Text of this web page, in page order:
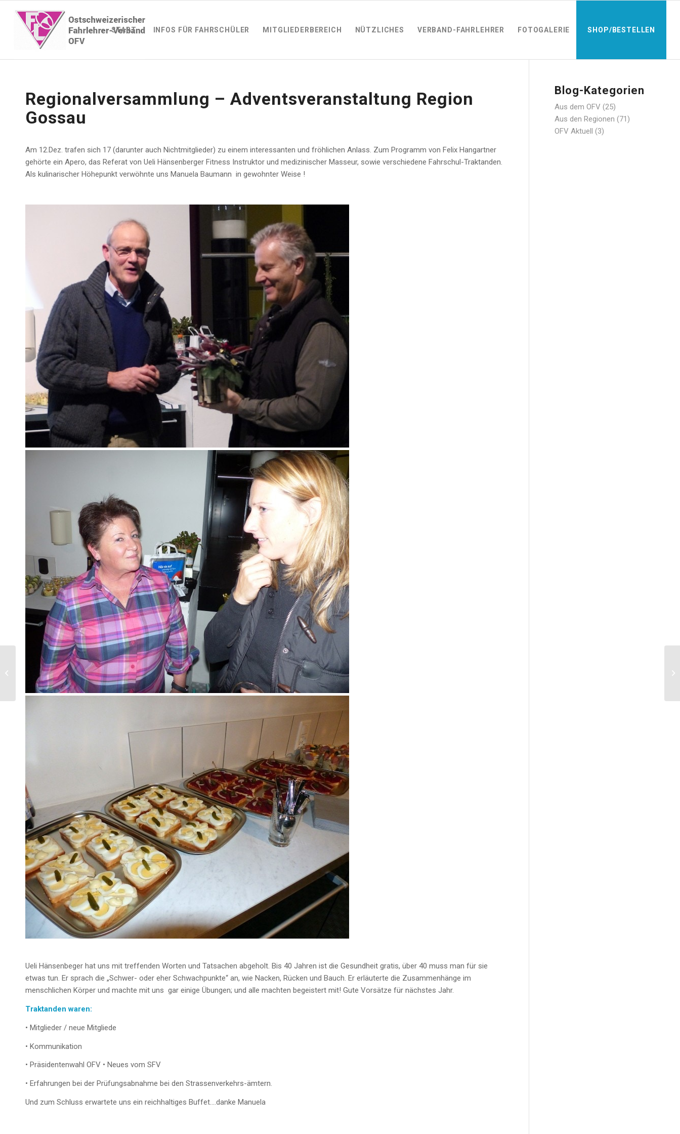
START INFOS FÜR FAHRSCHÜLER MITGLIEDERBEREICH NÜTZLICHES VERBAND-FAHRLEHRER FOTOGALERIE SHOP/BESTELLEN
Regionalversammlung – Adventsveranstaltung Region
Gossau
Am 12.Dez. trafen sich 17 (darunter auch Nichtmitglieder) zu einem interessanten und fröhlichen Anlass. Zum Programm von Felix Hangartner
gehörte ein Apero, das Referat von Ueli Hänsenberger Fitness Instruktor und medizinischer Masseur, sowie verschiedene Fahrschul-Traktanden.
Als kulinarischer Höhepunkt verwöhnte uns Manuela Baumann in gewohnter Weise !
Ueli Hänsenbeger hat uns mit treffenden Worten und Tatsachen abgeholt. Bis 40 Jahren ist die Gesundheit gratis, über 40 muss man für sie
etwas tun. Er sprach die „Schwer- oder eher Schwachpunkte“ an, wie Nacken, Rücken und Bauch. Er erläuterte die Zusammenhänge im
menschlichen Körper und machte mit uns gar einige Übungen; und alle machten begeistert mit! Gute Vorsätze für nächstes Jahr.
Traktanden waren:
• Mitglieder / neue Mitgliede
• Kommunikation
• Präsidentenwahl OFV • Neues vom SFV
• Erfahrungen bei der Prüfungsabnahme bei den Strassenverkehrs-ämtern.
Und zum Schluss erwartete uns ein reichhaltiges Buffet….danke Manuela
Blog-Kategorien
Aus dem OFV (25)
Aus den Regionen (71)
OFV Aktuell (3)
Klaus Höck Region
Rheintal